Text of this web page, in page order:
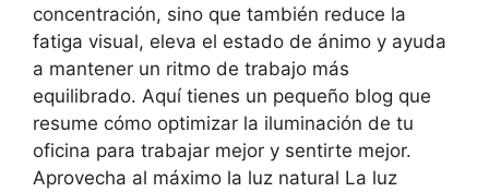
concentración, sino que también reduce la
fatiga visual, eleva el estado de ánimo y ayuda
a mantener un ritmo de trabajo más
equilibrado. Aquí tienes un pequeño blog que
resume cómo optimizar la iluminación de tu
oficina para trabajar mejor y sentirte mejor.
Aprovecha al máximo la luz natural La luz